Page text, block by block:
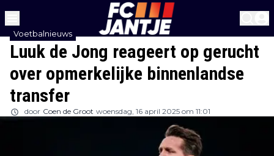
Luuk de Jong reageert op gerucht
over opmerkelijke binnenlandse
transfer
Voetbalnieuws
door Coen de Groot woensdag, 16 april 2025 om 11:01